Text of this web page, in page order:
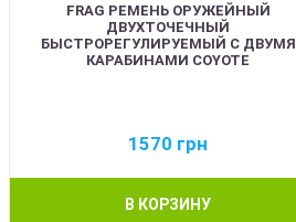
FRAG РЕМЕНЬ ОРУЖЕЙНЫЙ
ДВУХТОЧЕЧНЫЙ
БЫСТРОРЕГУЛИРУЕМЫЙ С ДВУМЯ
КАРАБИНАМИ COYOTE
1570 грн
В КОРЗИНУ